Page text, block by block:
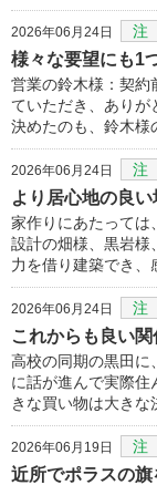
2026年06月24日 注
様々な要望にも1
営業の鈴木様：契約
ていただき、ありが
決めたのも、鈴木様
2026年06月24日 注
より居心地の良
家作りにあたっては
設計の畑様、黒岩様
力を借り建築でき、
2026年06月24日 注
これからも良い
高校の同期の黒田に
に話が進んで実際
きな買い物は大きな
2026年06月19日 注
近所でポラスの